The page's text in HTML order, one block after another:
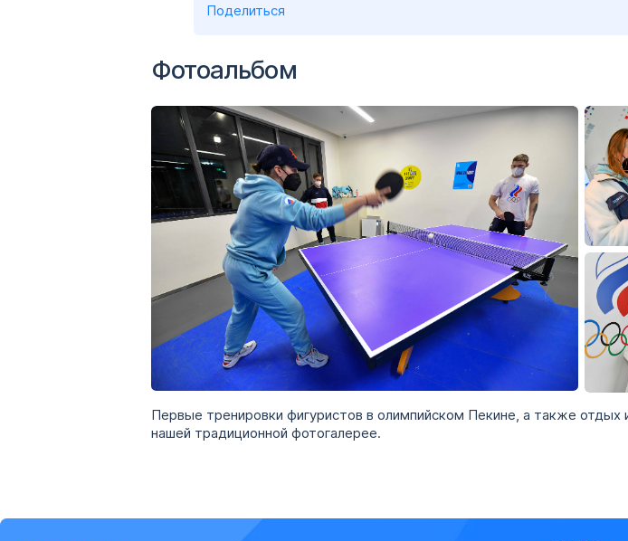
Поделиться
Фотоальбом
Первые тренировки фигуристов в олимпийском Пекине, а также отдых
нашей традиционной фотогалерее.